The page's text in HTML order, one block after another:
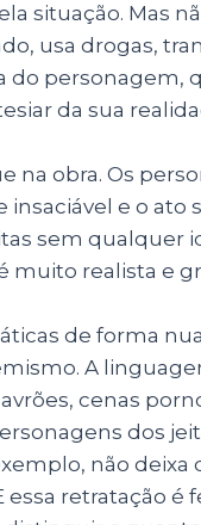
situação. Mas
usa drogas,
do personagem,
da sua
na obra. Os
e o ato
sem qualquer
muito realista e
de forma
A
cenas
dos
não deixa
retratação é